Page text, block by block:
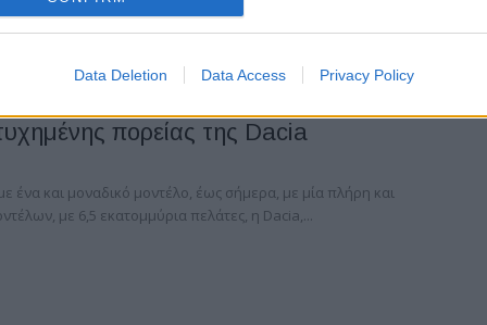
Data Deletion Data Access Privacy Policy
παγκόσμιου best seller της Citroën, που έχει σημειώσει
πωλήσεις στην 3η γενιά του- ξεκινά την...
πορείας της Dacia
ένα και μοναδικό μοντέλο, έως σήμερα, με μία πλήρη και
με 6,5 εκατομμύρια πελάτες, η Dacia,...